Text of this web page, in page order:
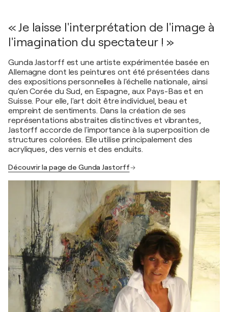
« Je laisse l'interprétation de l'image à
l'imagination du spectateur ! »
Gunda Jastorff est une artiste expérimentée basée en
Allemagne dont les peintures ont été présentées dans
des expositions personnelles à l'échelle nationale, ainsi
qu'en Corée du Sud, en Espagne, aux Pays-Bas et en
Suisse. Pour elle, l'art doit être individuel, beau et
empreint de sentiments. Dans la création de ses
représentations abstraites distinctives et vibrantes,
Jastorff accorde de l'importance à la superposition de
structures colorées. Elle utilise principalement des
acryliques, des vernis et des enduits.
Découvrir la page de Gunda Jastorff